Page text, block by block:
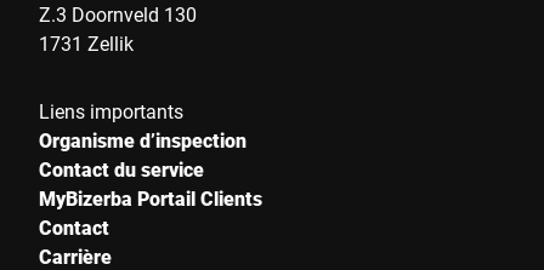
Z.3 Doornveld 130
1731 Zellik
Liens importants
Organisme d’inspection
Contact du service
MyBizerba Portail Clients
Contact
Carrière